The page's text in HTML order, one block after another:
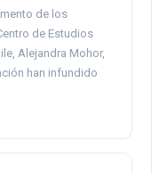
de los
de Estudios
Alejandra Mohor,
han infundido